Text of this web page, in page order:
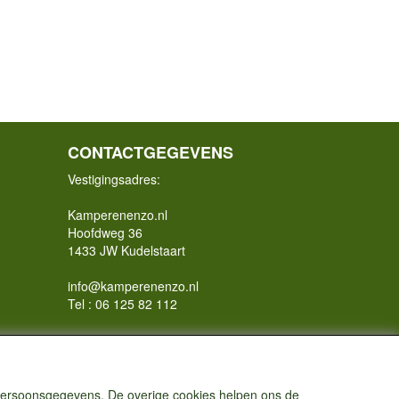
CONTACTGEGEVENS
Vestigingsadres:
Kamperenenzo.nl
Hoofdweg 36
1433 JW Kudelstaart
info@kamperenenzo.nl
Tel : 06 125 82 112
Handelend onder
De overige cookies helpen ons de